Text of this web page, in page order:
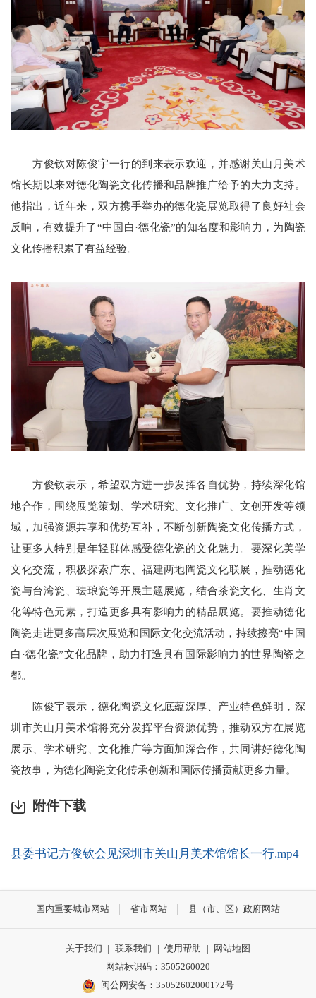
方俊钦对陈俊宇一行的到来表示欢迎，并感谢关山月美术
馆长期以来对德化陶瓷文化传播和品牌推广给予的大力支持。
他指出，近年来，双方携手举办的德化瓷展览取得了良好社会
反响，有效提升了“中国白·德化瓷”的知名度和影响力，为陶瓷
文化传播积累了有益经验。
方俊钦表示，希望双方进一步发挥各自优势，持续深化馆
地合作，围绕展览策划、学术研究、文化推广、文创开发等领
域，加强资源共享和优势互补，不断创新陶瓷文化传播方式，
让更多人特别是年轻群体感受德化瓷的文化魅力。要深化美学
文化交流，积极探索广东、福建两地陶瓷文化联展，推动德化
瓷与台湾瓷、珐琅瓷等开展主题展览，结合茶瓷文化、生肖文
化等特色元素，打造更多具有影响力的精品展览。要推动德化
陶瓷走进更多高层次展览和国际文化交流活动，持续擦亮“中国
白·德化瓷”文化品牌，助力打造具有国际影响力的世界陶瓷之
都。
陈俊宇表示，德化陶瓷文化底蕴深厚、产业特色鲜明，深
圳市关山月美术馆将充分发挥平台资源优势，推动双方在展览
展示、学术研究、文化推广等方面加深合作，共同讲好德化陶
瓷故事，为德化陶瓷文化传承创新和国际传播贡献更多力量。
附件下载
县委书记方俊钦会见深圳市关山月美术馆馆长一行.mp4
国内重要城市网站 省市网站 县（市、区）政府网站
关于我们 | 联系我们 | 使用帮助 |
网站地图
网站标识码：3505260020
闽公网安备：35052602000172号